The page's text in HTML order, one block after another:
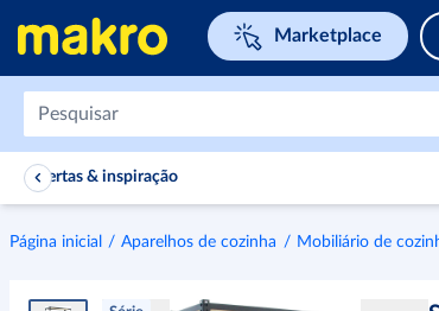
Navegar para home page Marketplace
Ofertas & inspiração
Página inicial Aparelhos de cozinha Mobiliário de